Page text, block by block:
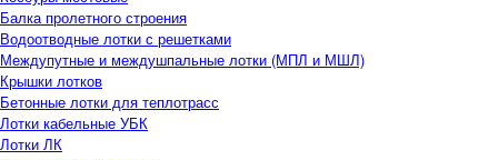
Балка пролетного строения
Водоотводные лотки с решетками
Междупутные и междушпальные лотки (МПЛ и МШЛ)
Крышки лотков
Бетонные лотки для теплотрасс
Лотки кабельные УБК
Лотки ЛК